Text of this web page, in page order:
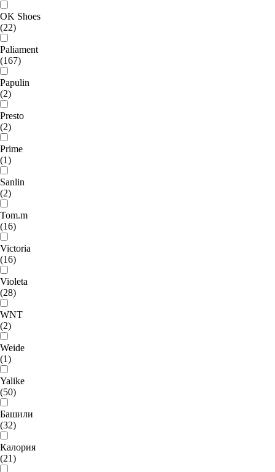
OK Shoes
(22)
Paliament
(167)
Papulin
(2)
Presto
(2)
Prime
(1)
Sanlin
(2)
Tom.m
(16)
Victoria
(16)
Violeta
(28)
WNT
(2)
Weide
(1)
Yalike
(50)
Башили
(32)
Калория
(21)